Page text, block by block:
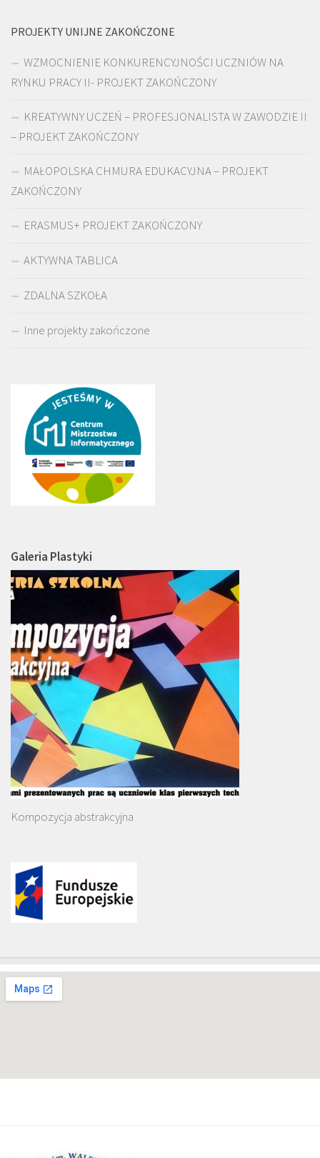
PROJEKTY UNIJNE ZAKOŃCZONE
WZMOCNIENIE KONKURENCYJNOŚCI UCZNIÓW NA
RYNKU PRACY II- PROJEKT ZAKOŃCZONY
KREATYWNY UCZEŃ – PROFESJONALISTA W ZAWODZIE II
– PROJEKT ZAKOŃCZONY
MAŁOPOLSKA CHMURA EDUKACYJNA – PROJEKT
ZAKOŃCZONY
ERASMUS+ PROJEKT ZAKOŃCZONY
AKTYWNA TABLICA
ZDALNA SZKOŁA
Inne projekty zakończone
Galeria Plastyki
Kompozycja abstrakcyjna